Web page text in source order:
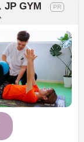
JP GYM